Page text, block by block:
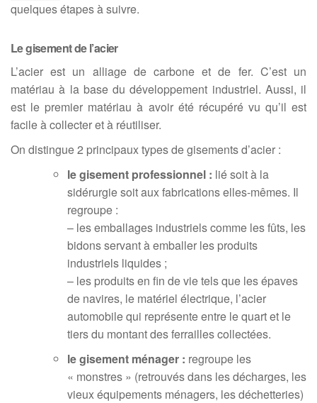
quelques étapes à suivre.
Le gisement de l’acier
L’acier est un alliage de carbone et de fer. C’est un
matériau à la base du développement industriel. Aussi, il
est le premier matériau à avoir été récupéré vu qu’il est
facile à collecter et à réutiliser.
On distingue 2 principaux types de gisements d’acier :
le gisement professionnel : lié soit à la
sidérurgie soit aux fabrications elles-mêmes. Il
regroupe :
– les emballages industriels comme les fûts, les
bidons servant à emballer les produits
industriels liquides ;
– les produits en fin de vie tels que les épaves
de navires, le matériel électrique, l’acier
automobile qui représente entre le quart et le
tiers du montant des ferrailles collectées.
le gisement ménager : regroupe les
« monstres » (retrouvés dans les décharges, les
vieux équipements ménagers, les déchetteries)